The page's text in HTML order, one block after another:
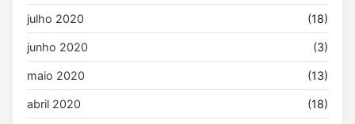
julho 2020 (18)
junho 2020 (3)
maio 2020 (13)
abril 2020 (18)